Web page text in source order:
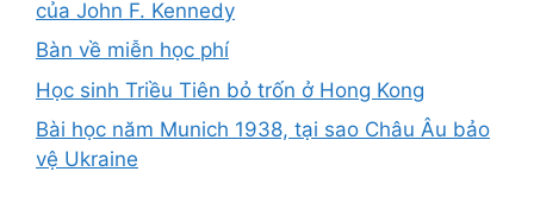
của John F. Kennedy
Bàn về miễn học phí
Học sinh Triều Tiên bỏ trốn ở Hong Kong
Bài học năm Munich 1938, tại sao Châu Âu bảo
vệ Ukraine